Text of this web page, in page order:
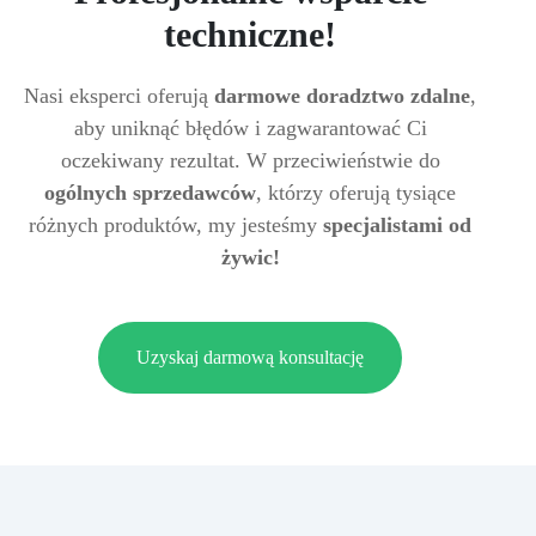
techniczne!
Nasi eksperci oferują darmowe doradztwo zdalne,
aby uniknąć błędów i zagwarantować Ci
oczekiwany rezultat. W przeciwieństwie do
ogólnych sprzedawców, którzy oferują tysiące
różnych produktów, my jesteśmy specjalistami od
żywic!
Uzyskaj darmową konsultację